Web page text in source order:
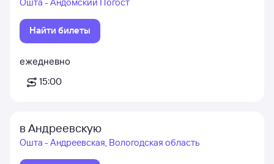
Найти билеты
ежедневно
15:00
в Андреевскую
Ошта - Андреевская, Вологодская область